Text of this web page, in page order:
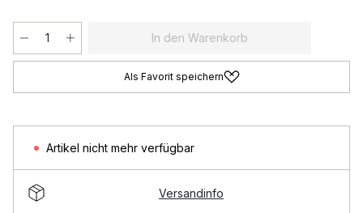
In den Warenkorb
Als Favorit speichern
Artikel nicht mehr verfügbar
Versandinfo